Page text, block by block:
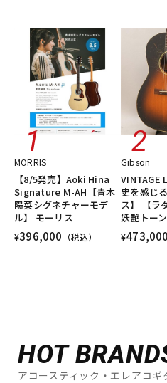
MORRIS
【8/5発売】Aoki Hina
Signature M-AH【青木
陽菜シグネチャーモデ
ル】 モーリス
¥396,000 （税込）
Gibson
VINTAGE
史を感じ
ス】 【ラ
妖艶トー
¥473,000
HOT
アコースティック・エレアコ